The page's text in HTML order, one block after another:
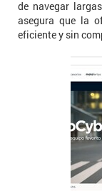
de navegar
asegura que la
eficiente y sin